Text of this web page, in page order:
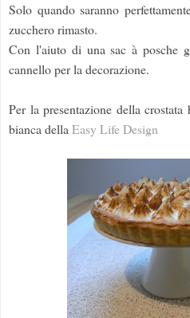
Solo quando saranno
zucchero rimasto.
Con l'aiuto di una sac à posche
cannello per la decorazione.
Per la presentazione della
bianca dellaEasy Life Design